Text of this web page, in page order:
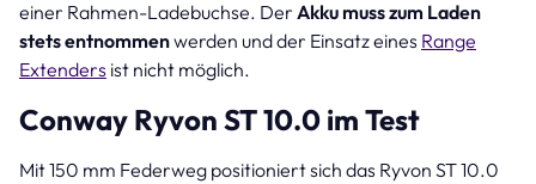
einer Rahmen-Ladebuchse. Der Akku muss zum Laden
stets entnommenwerden und der Einsatz eines Range
Extenders ist nicht möglich.
Conway Ryvon ST 10.0 im Test
Mit 150 mm Federweg positioniert sich das Ryvon ST 10.0